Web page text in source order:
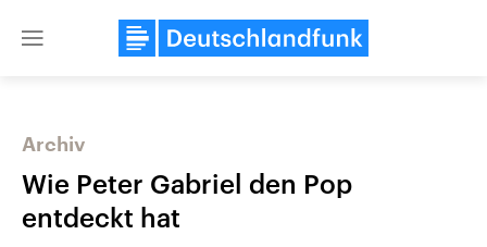
Close
Archiv
Wie Peter Gabriel den Pop
entdeckt hat